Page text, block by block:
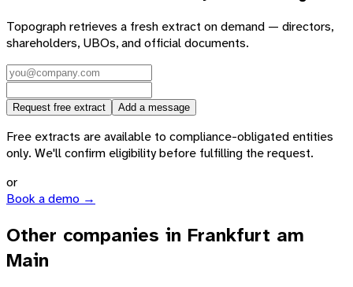
Topograph retrieves a fresh extract on demand — directors,
shareholders, UBOs, and official documents.
Request free extract Add a message
Free extracts are available to compliance-obligated entities
only. We'll confirm eligibility before fulfilling the request.
or
Book a demo →
Other companies in Frankfurt am
Main